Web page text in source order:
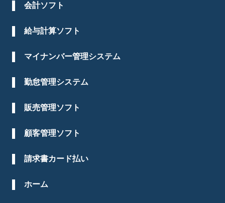
会計ソフト
給与計算ソフト
マイナンバー管理システム
勤怠管理システム
販売管理ソフト
顧客管理ソフト
請求書カード払い
ホーム